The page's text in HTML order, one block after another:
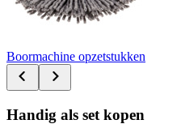
Boormachine opzetstukken
Handig als set kopen